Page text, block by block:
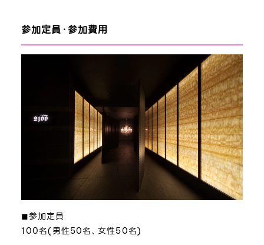
参加定員・参加費用
◼︎参加定員
100名(男性50名、女性50名)